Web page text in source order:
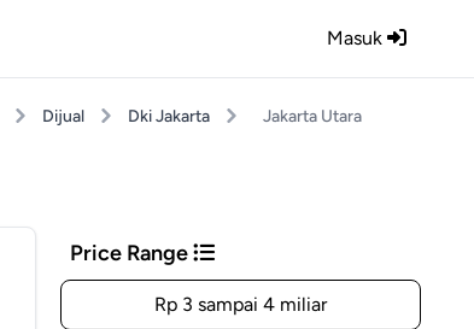
Masuk
Dijual Dki Jakarta Jakarta Utara
Price Range
Rp 3 sampai 4 miliar